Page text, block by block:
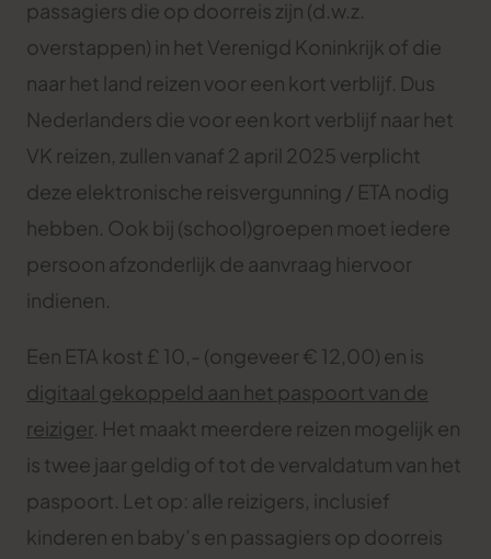
passagiers die op doorreis zijn (d.w.z.
overstappen) in het Verenigd Koninkrijk of die
naar het land reizen voor een kort verblijf. Dus
Nederlanders die voor een kort verblijf naar het
VK reizen, zullen vanaf 2 april 2025 verplicht
deze elektronische reisvergunning / ETA nodig
hebben. Ook bij (school)groepen moet iedere
persoon afzonderlijk de aanvraag hiervoor
indienen.
Een ETA kost £ 10,- (ongeveer € 12,00) en is
digitaal gekoppeld aan het paspoort van de
reiziger. Het maakt meerdere reizen mogelijk en
is twee jaar geldig of tot de vervaldatum van het
paspoort. Let op: alle reizigers, inclusief
kinderen en baby’s en passagiers op doorreis